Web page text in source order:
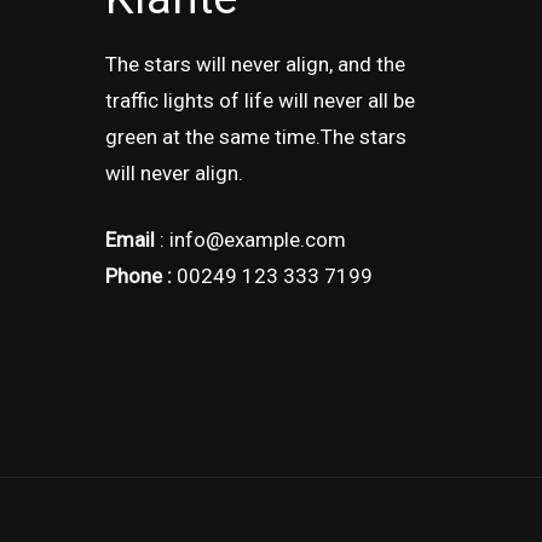
The stars will never align, and the
traffic lights of life will never all be
green at the same time.The stars
will never align.
Email : info@example.com
Phone : 00249 123 333 7199